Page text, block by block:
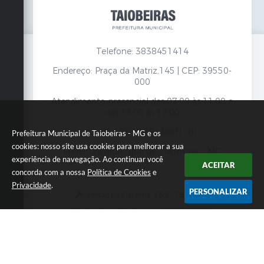
Prefeitura Municipal de Taiobeiras - MG e os
cookies: nosso site usa cookies para melhorar a sua
experiência de navegação. Ao continuar você
concorda com a nossa Política de Cookies e
Privacidade.
ACEITAR
PERSONALIZAR
Telefone: 3838451414
Endereço: Praça da Matriz,145 | CEP: 39550-
000
Atendimento presencial das 07:00 às 11:00 e
CNPJ: 18.017.384/0001-10
Prefeitura Municipal de Taiobeiras - MG
3.5.3 - 19/06/2026
Portal atualizado em:06/08/2026 12:52